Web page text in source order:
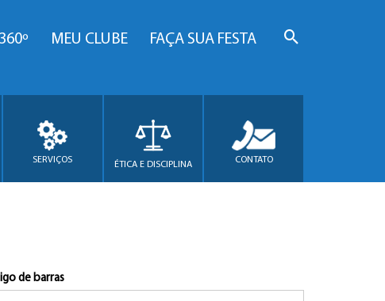
MEU CLUBE FAÇA SUA FESTA
SERVIÇOS ÉTICA E DISCIPLINA CONTATO
de barras